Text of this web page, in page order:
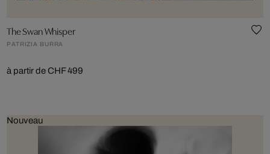
The Swan Whisper
PATRIZIA BURRA
à partir de CHF 499
Nouveau